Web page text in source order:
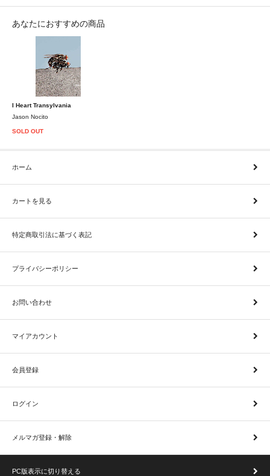
あなたにおすすめの商品
I Heart Transylvania
Jason Nocito
SOLD OUT
ホーム
カートを見る
特定商取引法に基づく表記
プライバシーポリシー
お問い合わせ
マイアカウント
会員登録
ログイン
メルマガ登録・解除
PC版表示に切り替える